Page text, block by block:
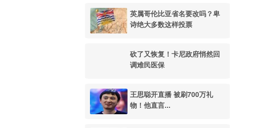
英属哥伦比亚省名要改吗？卑
诗绝大多数这样投票
砍了又恢复！卡尼政府悄然回
调难民医保
王思聪开直播 被刷700万礼
物！他直言...